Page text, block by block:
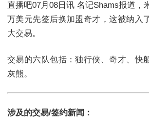
直播吧07月08日讯 名记Shams报道，
万美元先签后换加盟奇才，这被纳入
大交易。
交易的六队包括：独行侠、奇才、快
灰熊。
涉及的交易/签约新闻：